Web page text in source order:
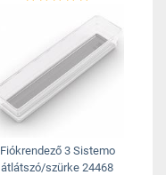
Fiókrendező 3 Sistemo
átlátszó/szürke 24468